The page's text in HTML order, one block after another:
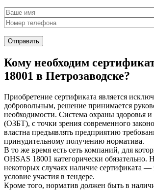
Кому необходим
18001 в Петрозаводске?
Приобретение сертификата является
добровольным, решение принимается
необходимости. Система охраны здоровья и
(ОЗБТ), с точки зрения современного
властна предъявлять предприятию
принудительному получению норматива.
В то же время есть сеть компаний, для
OHSAS 18001 категорически обязательно.
некоторых случаях наличие сертификата —
условие участия в тендере.
Кроме того, норматив должен быть в